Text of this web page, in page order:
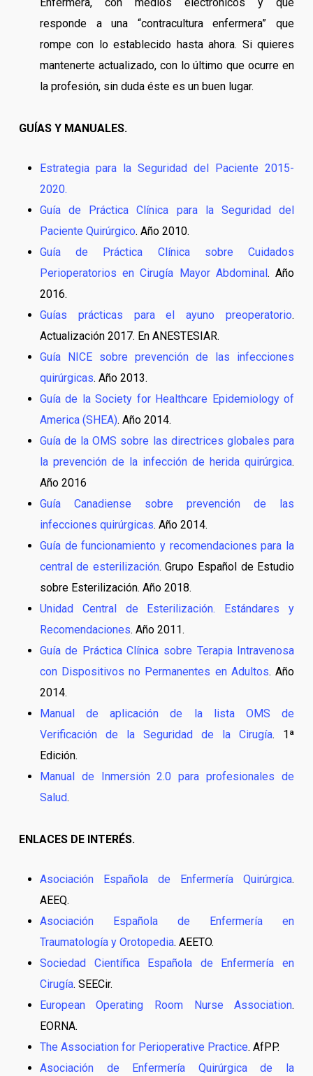
responde a una “contracultura enfermera” que
rompe con lo establecido hasta ahora. Si quieres
mantenerte actualizado, con lo último que ocurre en
la profesión, sin duda éste es un buen lugar.
GUÍAS Y MANUALES.
Estrategia para la Seguridad del Paciente 2015-
2020.
Guía de Práctica Clínica para la Seguridad del
Paciente Quirúrgico. Año 2010.
Guía de Práctica Clínica sobre Cuidados
Perioperatorios en Cirugía Mayor Abdominal. Año
2016.
Guías prácticas para el ayuno preoperatorio.
Actualización 2017. En ANESTESIAR.
Guía NICE sobre prevención de las infecciones
quirúrgicas. Año 2013.
Guía de la Society for Healthcare Epidemiology of
America (SHEA). Año 2014.
Guía de la OMS sobre las directrices globales para
la prevención de la infección de herida quirúrgica.
Año 2016
Guía Canadiense sobre prevención de las
infecciones quirúrgicas. Año 2014.
Guía de funcionamiento y recomendaciones para la
central de esterilización. Grupo Español de Estudio
sobre Esterilización. Año 2018.
Unidad Central de Esterilización. Estándares y
Recomendaciones. Año 2011.
Guía de Práctica Clínica sobre Terapia Intravenosa
con Dispositivos no Permanentes en Adultos. Año
2014.
Manual de aplicación de la lista OMS de
Verificación de la Seguridad de la Cirugía. 1ª
Edición.
Manual de Inmersión 2.0 para profesionales de
Salud.
ENLACES DE INTERÉS.
Asociación Española de Enfermería Quirúrgica.
AEEQ.
Asociación Española de Enfermería en
Traumatología y Orotopedia. AEETO.
Sociedad Científica Española de Enfermería en
Cirugía. SEECir.
European Operating Room Nurse Association.
EORNA.
The Association for Perioperative Practice. AfPP.
Asociación de Enfermería Quirúrgica de la